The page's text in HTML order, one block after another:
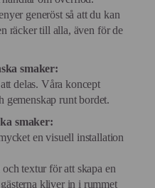
generöst så att du kan
räcker till alla, även för de
smaker:
delas. Våra koncept
gemenskap runt bordet.
smaker:
en visuell installation
textur för att skapa en
kliver in i rummet